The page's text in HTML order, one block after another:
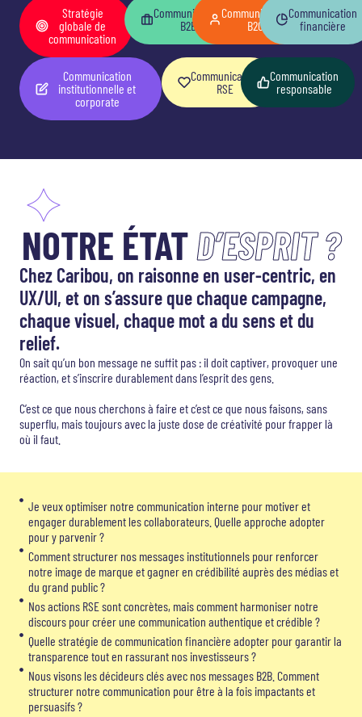
Stratégie
globale de
communication
Communication
B2B
Communication
B2C
Communication
financière
Communication
institutionnelle et
corporate
Communication
RSE
Communication
responsable
NOTRE ÉTATD’ESPRIT ?
Chez Caribou, on raisonne en user-centric, en
UX/UI, et on s’assure que chaque campagne,
chaque visuel, chaque mot a du sens et du
relief.
On sait qu’un bon message ne suffit pas : il doit captiver, provoquer une
réaction, et s’inscrire durablement dans l’esprit des gens.
C’est ce que nous cherchons à faire et c’est ce que nous faisons, sans
superflu, mais toujours avec la juste dose de créativité pour frapper là
où il faut.
Je veux optimiser notre communication interne pour motiver et
engager durablement les collaborateurs. Quelle approche adopter
pour y parvenir ?
Comment structurer nos messages institutionnels pour renforcer
notre image de marque et gagner en crédibilité auprès des médias et
du grand public ?
Nos actions RSE sont concrètes, mais comment harmoniser notre
discours pour créer une communication authentique et crédible ?
Quelle stratégie de communication financière adopter pour garantir la
transparence tout en rassurant nos investisseurs ?
Nous visons les décideurs clés avec nos messages B2B. Comment
structurer notre communication pour être à la fois impactants et
persuasifs ?